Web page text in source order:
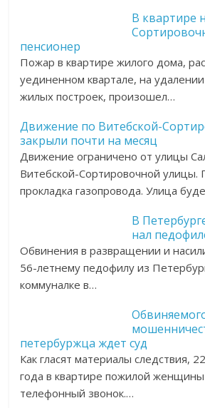
В квартире
пенсионер
Пожар в квартире жилого дома,
уединенном квартале, на
жилых построек, произошел…
Движение по Витебской-
закрыли почти на месяц
Движение ограничено от улицы
Витебской-Сортировочной улицы.
прокладка газопровода. Улица
В
нал
Обвинения в развращении и
56-летнему педофилу из
коммуналке в…
петербуржца ждет суд
Как гласят материалы следствия,
года в квартире пожилой женщины
телефонный звонок.…